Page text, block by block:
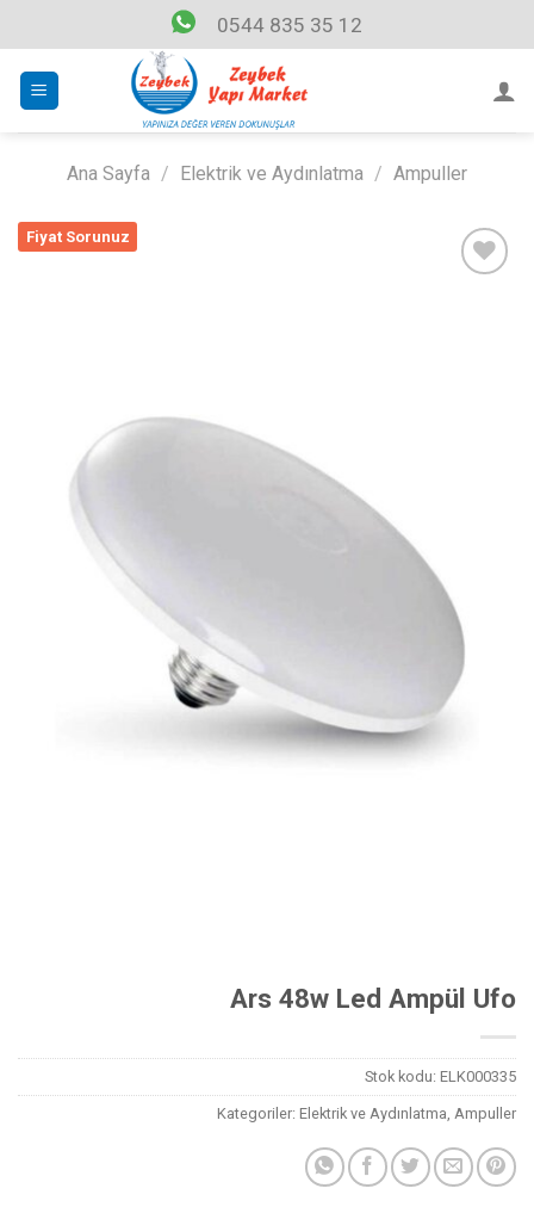
to
content
0544 835 35 12
Ana Sayfa / Elektrik ve Aydınlatma / Ampuller
Fiyat Sorunuz
Ars 48w Led Ampül Ufo
Stok kodu: ELK000335
Kategoriler: Elektrik ve Aydınlatma Ampuller